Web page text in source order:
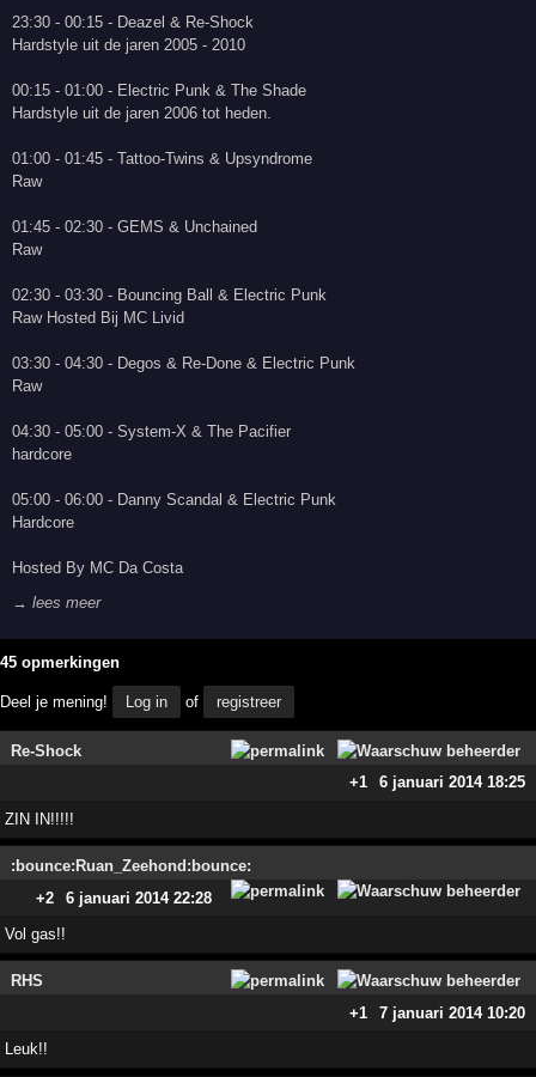
23:30 - 00:15 - Deazel & Re-Shock
Hardstyle uit de jaren 2005 - 2010
00:15 - 01:00 - Electric Punk & The Shade
Hardstyle uit de jaren 2006 tot heden.
01:00 - 01:45 - Tattoo-Twins & Upsyndrome
Raw
01:45 - 02:30 - GEMS & Unchained
Raw
02:30 - 03:30 - Bouncing Ball & Electric Punk
Raw Hosted Bij MC Livid
03:30 - 04:30 - Degos & Re-Done & Electric Punk
Raw
04:30 - 05:00 - System-X & The Pacifier
hardcore
05:00 - 06:00 - Danny Scandal & Electric Punk
Hardcore
Hosted By MC Da Costa
→ lees meer
45 opmerkingen
Deel je mening! Log in of registreer
Re-Shock
+1
6 januari 2014 18:25
ZIN IN!!!!!
:bounce:Ruan_Zeehond:bounce:
+2
6 januari 2014 22:28
Vol gas!!
RHS
+1
7 januari 2014 10:20
Leuk!!